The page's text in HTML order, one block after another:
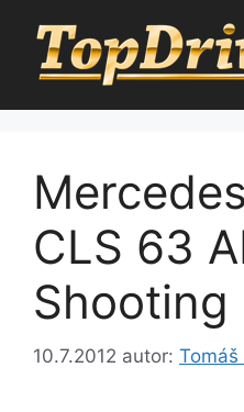
obsah
CLS 63
Shooting
10.7.2012 autor: Tomáš